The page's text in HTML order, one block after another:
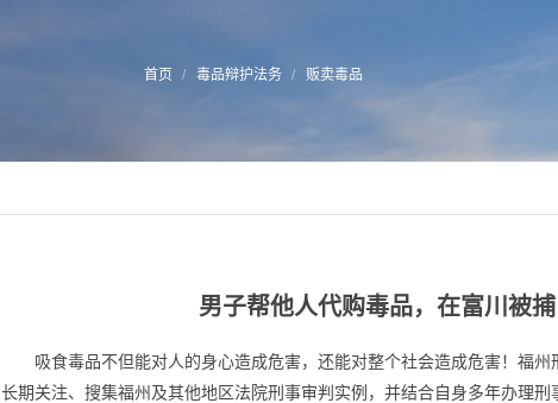
首页 毒品辩护法务 贩卖毒品
男子帮他人代购毒品，在富川被捕
吸食毒品不但能对人的身心造成危害，还能对整个社会造成危害！福
长期关注、搜集福州及其他地区法院刑事审判实例，并结合自身多年办理刑